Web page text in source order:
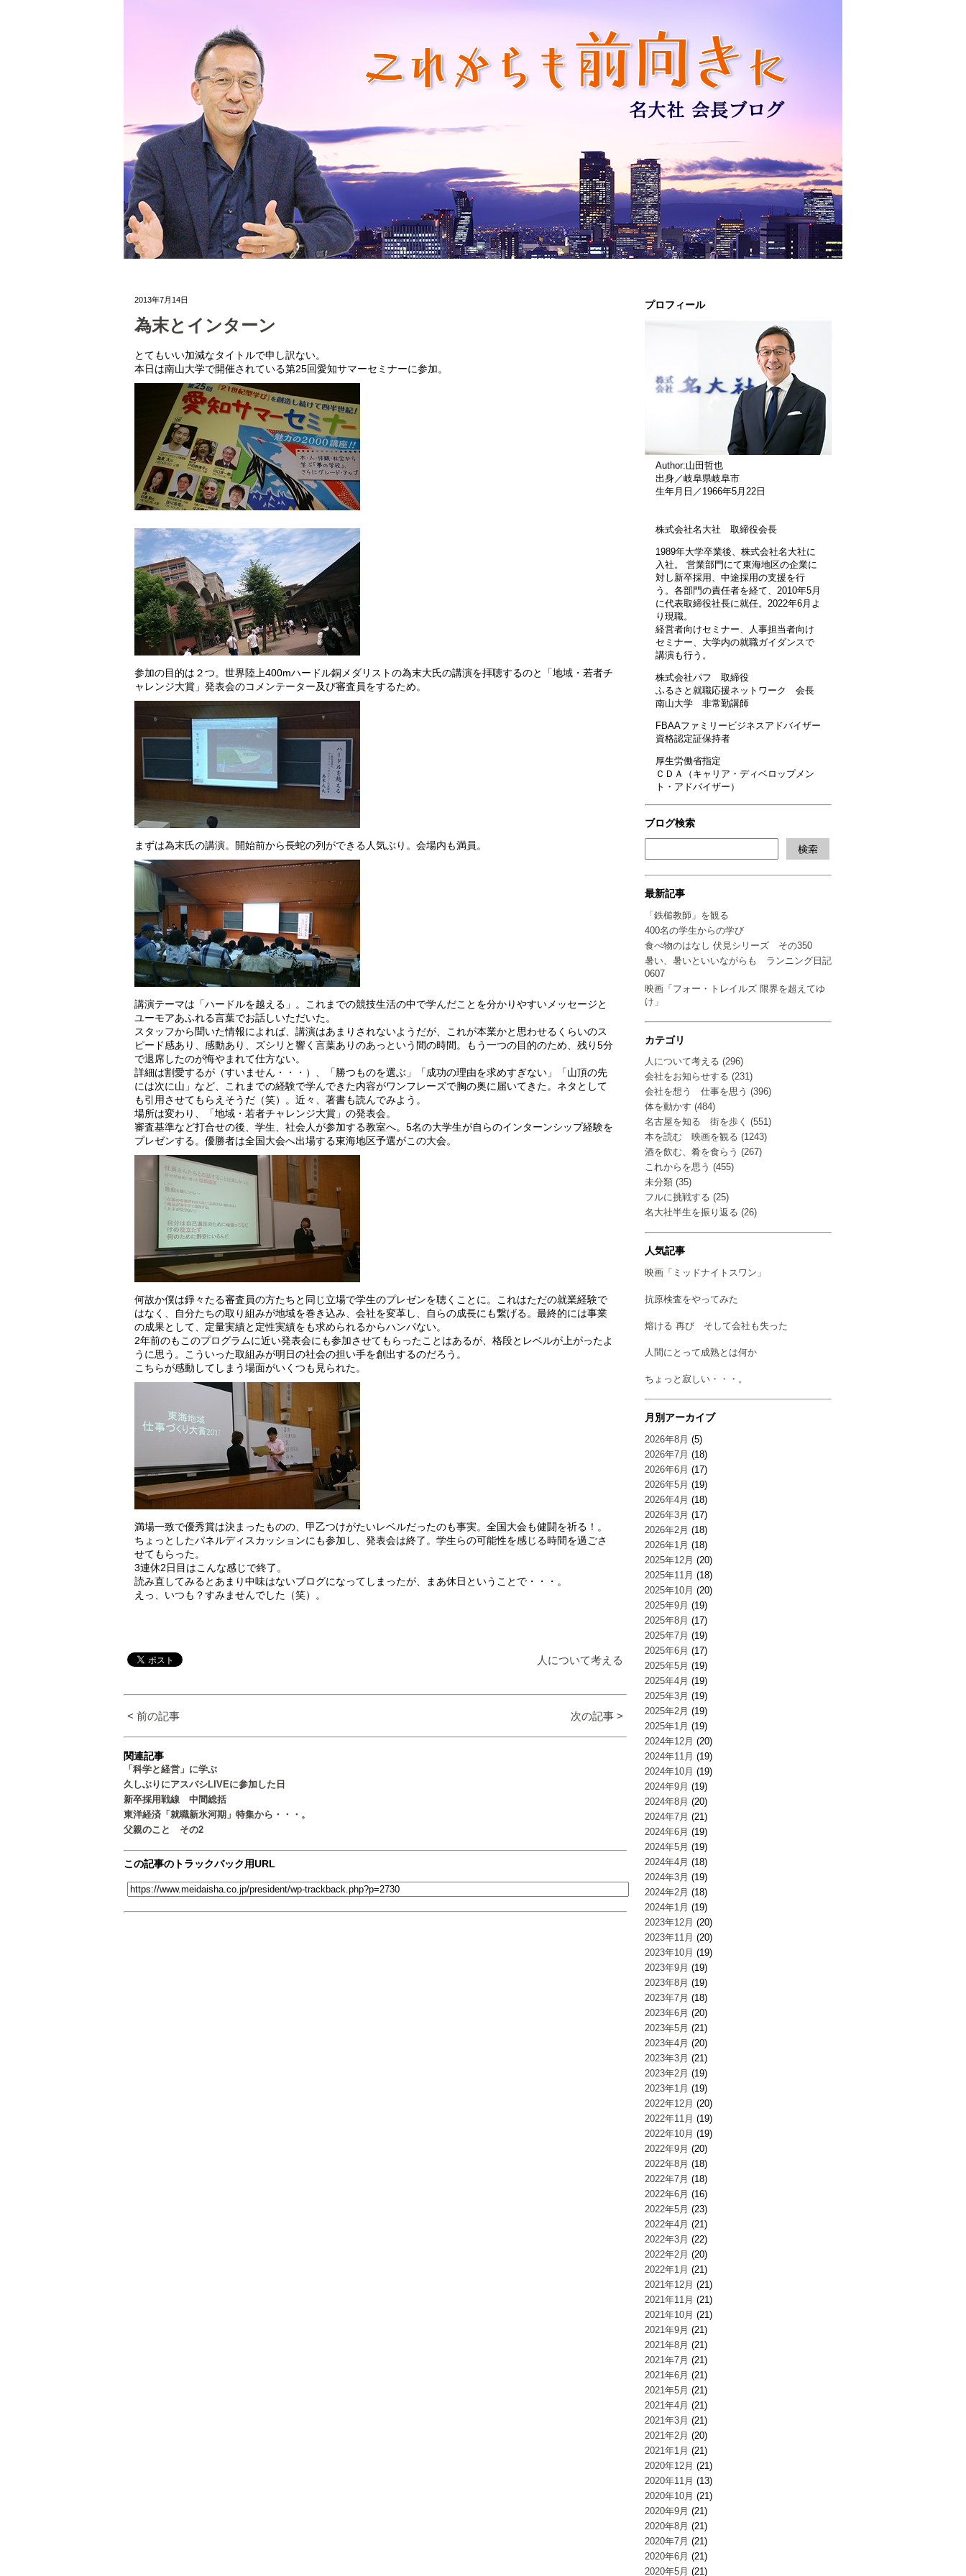
プロフィール
Author:山田哲也
出身／岐阜県岐阜市
生年月日／1966年5月22日
株式会社名大社 取締役会長
1989年大学卒業後、株式会社名大社に
入社。 営業部門にて東海地区の企業に
対し新卒採用、中途採用の支援を行
う。各部門の責任者を経て、2010年5月
に代表取締役社長に就任。2022年6月よ
り現職。
経営者向けセミナー、人事担当者向け
セミナー、大学内の就職ガイダンスで
講演も行う。
株式会社パフ 取締役
ふるさと就職応援ネットワーク 会長
南山大学 非常勤講師
FBAAファミリービジネスアドバイザー
資格認定証保持者
厚生労働省指定
ＣＤＡ（キャリア・ディベロップメン
ト・アドバイザー）
ブログ検索
最新記事
「鉄槌教師」を観る
400名の学生からの学び
食べ物のはなし 伏見シリーズ その350
暑い、暑いといいながらも ランニング日記
0607
映画「フォー・トレイルズ 限界を超えてゆ
け」
カテゴリ
人について考える (296)
会社をお知らせする (231)
会社を想う 仕事を思う (396)
体を動かす (484)
名古屋を知る 街を歩く (551)
本を読む 映画を観る (1243)
酒を飲む、肴を食らう (267)
これからを思う (455)
未分類 (35)
フルに挑戦する (25)
名大社半生を振り返る (26)
人気記事
映画「ミッドナイトスワン」
抗原検査をやってみた
熔ける 再び そして会社も失った
人間にとって成熟とは何か
ちょっと寂しい・・・。
月別アーカイブ
2026年8月 (5)
2026年7月 (18)
2026年6月 (17)
2026年5月 (19)
2026年4月 (18)
2026年3月 (17)
2026年2月 (18)
2026年1月 (18)
2025年12月 (20)
2025年11月 (18)
2025年10月 (20)
2025年9月 (19)
2025年8月 (17)
2025年7月 (19)
2025年6月 (17)
2025年5月 (19)
2025年4月 (19)
2025年3月 (19)
2025年2月 (19)
2025年1月 (19)
2024年12月 (20)
2024年11月 (19)
2024年10月 (19)
2024年9月 (19)
2024年8月 (20)
2024年7月 (21)
2024年6月 (19)
2024年5月 (19)
2024年4月 (18)
2024年3月 (19)
2024年2月 (18)
2024年1月 (19)
2023年12月 (20)
2023年11月 (20)
2023年10月 (19)
2023年9月 (19)
2023年8月 (19)
2023年7月 (18)
2023年6月 (20)
2023年5月 (21)
2023年4月 (20)
2023年3月 (21)
2023年2月 (19)
2023年1月 (19)
2022年12月 (20)
2022年11月 (19)
2022年10月 (19)
2022年9月 (20)
2022年8月 (18)
2022年7月 (18)
2022年6月 (16)
2022年5月 (23)
2022年4月 (21)
2022年3月 (22)
2022年2月 (20)
2022年1月 (21)
2021年12月 (21)
2021年11月 (21)
2021年10月 (21)
2021年9月 (21)
2021年8月 (21)
2021年7月 (21)
2021年6月 (21)
2021年5月 (21)
2021年4月 (21)
2021年3月 (21)
2021年2月 (20)
2021年1月 (21)
2020年12月 (21)
2020年11月 (13)
2020年10月 (21)
2020年9月 (21)
2020年8月 (21)
2020年7月 (21)
2020年6月 (21)
2020年5月 (21)
2013年7月14日
為末とインターン
とてもいい加減なタイトルで申し訳ない。
本日は南山大学で開催されている第25回愛知サマーセミナーに参加。
参加の目的は２つ。世界陸上400mハードル銅メダリストの為末大氏の講演を拝聴するのと「地域・若者チ
ャレンジ大賞」発表会のコメンテーター及び審査員をするため。
まずは為末氏の講演。開始前から長蛇の列ができる人気ぶり。会場内も満員。
講演テーマは「ハードルを越える」。これまでの競技生活の中で学んだことを分かりやすいメッセージと
ユーモアあふれる言葉でお話しいただいた。
スタッフから聞いた情報によれば、講演はあまりされないようだが、これが本業かと思わせるくらいのス
ピード感あり、感動あり、ズシリと響く言葉ありのあっという間の時間。もう一つの目的のため、残り5分
で退席したのが悔やまれて仕方ない。
詳細は割愛するが（すいません・・・）、「勝つものを選ぶ」「成功の理由を求めすぎない」「山頂の先
には次に山」など、これまでの経験で学んできた内容がワンフレーズで胸の奥に届いてきた。ネタとして
も引用させてもらえそうだ（笑）。近々、著書も読んでみよう。
場所は変わり、「地域・若者チャレンジ大賞」の発表会。
審査基準など打合せの後、学生、社会人が参加する教室へ。5名の大学生が自らのインターンシップ経験を
プレゼンする。優勝者は全国大会へ出場する東海地区予選がこの大会。
何故か僕は錚々たる審査員の方たちと同じ立場で学生のプレゼンを聴くことに。これはただの就業経験で
はなく、自分たちの取り組みが地域を巻き込み、会社を変革し、自らの成長にも繋げる。最終的には事業
の成果として、定量実績と定性実績をも求められるからハンパない。
2年前のもこのプログラムに近い発表会にも参加させてもらったことはあるが、格段とレベルが上がったよ
うに思う。こういった取組みが明日の社会の担い手を創出するのだろう。
こちらが感動してしまう場面がいくつも見られた。
満場一致で優秀賞は決まったものの、甲乙つけがたいレベルだったのも事実。全国大会も健闘を祈る！。
ちょっとしたパネルディスカッションにも参加し、発表会は終了。学生らの可能性を感じる時間を過ごさ
せてもらった。
3連休2日目はこんな感じで終了。
読み直してみるとあまり中味はないブログになってしまったが、まあ休日ということで・・・。
えっ、いつも？すみませんでした（笑）。
人について考える
< 前の記事 次の記事 >
関連記事
「科学と経営」に学ぶ
久しぶりにアスバシLIVEに参加した日
新卒採用戦線 中間総括
東洋経済「就職新氷河期」特集から・・・。
父親のこと その2
この記事のトラックバック用URL